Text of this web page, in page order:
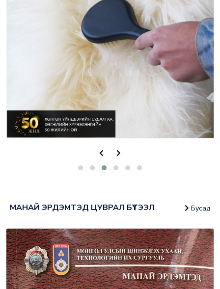
МАНАЙ ЭРДЭМТЭД ЦУВРАЛ БҮТЭЭЛ Бусад